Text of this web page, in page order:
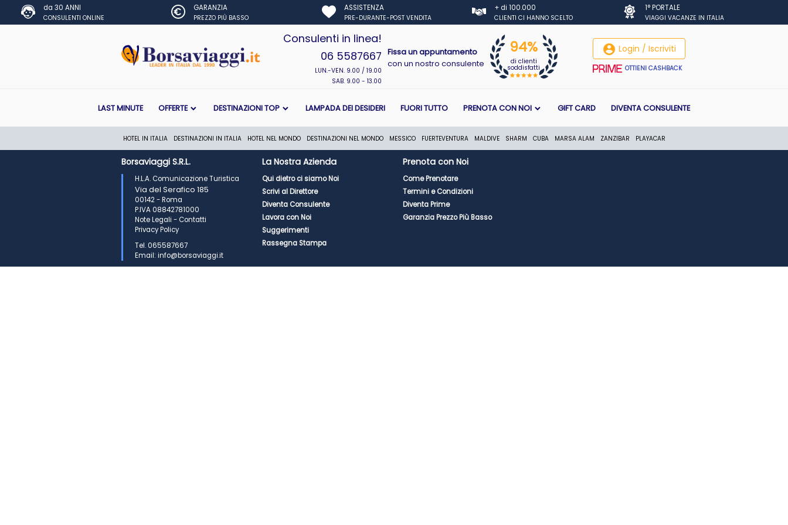
da 30 ANNI
CONSULENTI ONLINE
GARANZIA
PREZZO PIÙ BASSO
ASSISTENZA
PRE-DURANTE-POST VENDITA
+ di 100.000
CLIENTI CI HANNO SCELTO
1° PORTALE
VIAGGI VACANZE IN ITALIA
Consulenti in linea!
06 5587667
LUN.-VEN. 9.00 / 19.00
SAB. 9.00 - 13.00
Fissa un appuntamento
con un nostro consulente
account_circle Login / Iscriviti
OTTIENI CASHBACK
94%
di clienti
soddisfatti
LAST MINUTE OFFERTE DESTINAZIONI TOP LAMPADA DEI DESIDERI FUORI TUTTO PRENOTA CON NOI GIFT CARD DIVENTA CONSULENTE
HOTEL IN ITALIA DESTINAZIONI IN ITALIA HOTEL NEL MONDO DESTINAZIONI NEL MONDO MESSICO FUERTEVENTURA MALDIVE SHARM CUBA MARSA ALAM ZANZIBAR PLAYACAR
Borsaviaggi S.R.L.
H.L.A. Comunicazione Turistica
Via del Serafico 185
00142 - Roma
P.IVA 08842781000
Note Legali - Contatti
Privacy Policy
Tel. 065587667
Email: info@borsaviaggi.it
La Nostra Azienda
Qui dietro ci siamo Noi
Scrivi al Direttore
Diventa Consulente
Lavora con Noi
Suggerimenti
Rassegna Stampa
Prenota con Noi
Come Prenotare
Termini e Condizioni
Diventa Prime
Garanzia Prezzo Più Basso